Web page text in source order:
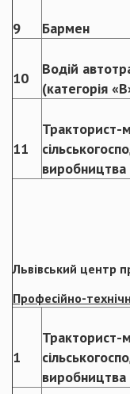
9 Бармен
10
Водій
(категорія
11
Тракторист-
виробництва
Львівський центр
Професійно-
1
Тракторист-
виробництва